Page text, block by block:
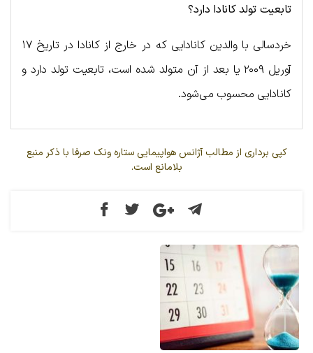
تابعیت تولد کانادا دارد؟
خردسالی با والدین کانادایی که در خارج از کانادا در تاریخ ۱۷
آوریل ۲۰۰۹ یا بعد از آن متولد شده است، تابعیت تولد دارد و
کانادایی محسوب می‌شود.
کپی برداری از مطالب آژانس هواپیمایی ستاره ونک صرفا با ذکر منبع
بلامانع است.